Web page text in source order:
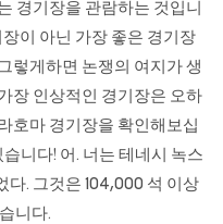
경기장을 관람하는 것입니
이 아닌 가장 좋은 경기장
렇게하면 논쟁의 여지가 생
장 인상적인 경기장은 오하
호마 경기장을 확인해보십
니다! 어. 너는 테네시 녹스
다. 그것은 104,000 석 이상
니다.